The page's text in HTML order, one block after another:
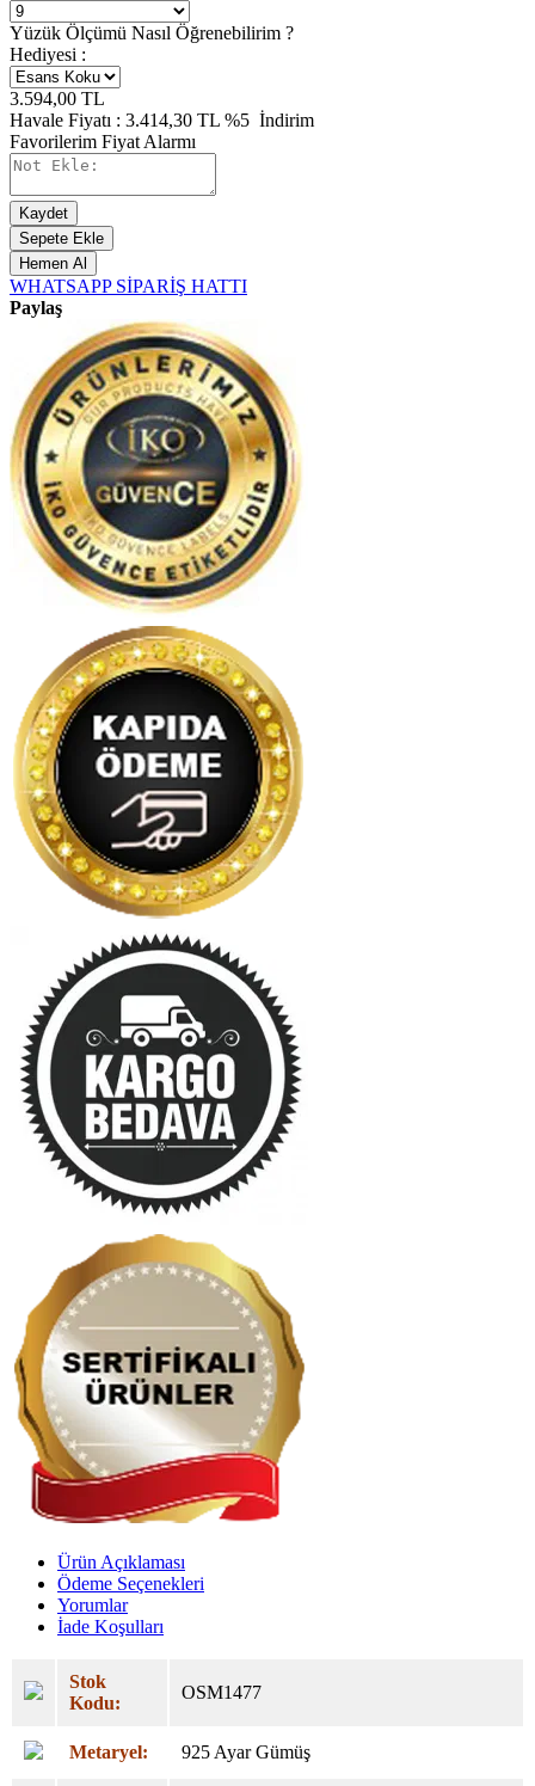
Yüzük Ölçümü Nasıl Öğrenebilirim ?
Hediyesi :
3.594,00 TL
Havale Fiyatı : 3.414,30 TL %5 İndirim
Favorilerim Fiyat Alarmı
Kaydet
Sepete Ekle
Hemen Al
WHATSAPP SİPARİŞ HATTI
Paylaş
Ürün Açıklaması
Ödeme Seçenekleri
Yorumlar
İade Koşulları
Stok
Kodu:
OSM1477
Metaryel: 925 Ayar Gümüş